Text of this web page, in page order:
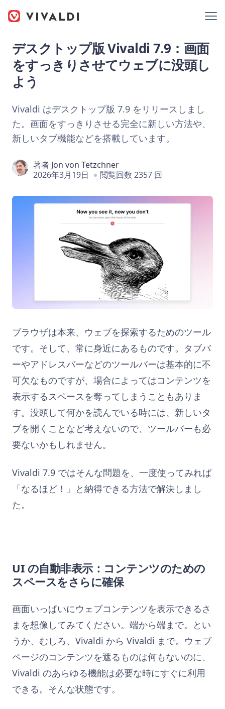
デスクトップ版 Vivaldi 7.9：画面
をすっきりさせてウェブに没頭し
よう
Vivaldi はデスクトップ版 7.9 をリリースしまし
た。画面をすっきりさせる完全に新しい方法や、
新しいタブ機能などを搭載しています。
著者 Jon von Tetzchner
2026年3月19日
閲覧回数 2357 回
ブラウザは本来、ウェブを探索するためのツール
です。そして、常に身近にあるものです。タブバ
ーやアドレスバーなどのツールバーは基本的に不
可欠なものですが、場合によってはコンテンツを
表示するスペースを奪ってしまうこともありま
す。没頭して何かを読んでいる時には、新しいタ
ブを開くことなど考えないので、ツールバーも必
要ないかもしれません。
Vivaldi 7.9 ではそんな問題を、一度使ってみれば
「なるほど！」と納得できる方法で解決しまし
た。
UI の自動非表示：コンテンツのための
スペースをさらに確保
画面いっぱいにウェブコンテンツを表示できるさ
まを想像してみてください。端から端まで。とい
うか、むしろ、Vivaldi から Vivaldi まで。ウェブ
ページのコンテンツを遮るものは何もないのに、
Vivaldi のあらゆる機能は必要な時にすぐに利用
できる。そんな状態です。